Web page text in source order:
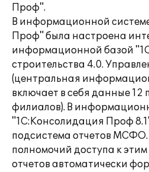
Проф".
В информационной
Проф" была настроена
информационной базой
строительства 4.0.
(центральная
включает в себя данные 12
филиалов). В
"1С:Консолидация Проф
подсистема отчетов
полномочий доступа к
отчетов автоматически